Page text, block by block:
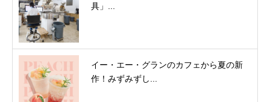
具」...
イー・エー・グランのカフェから夏の新
作！みずみずし...